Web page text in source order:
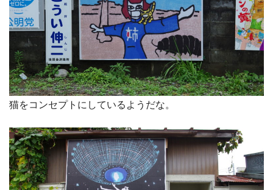
猫をコンセプトにしているようだな。